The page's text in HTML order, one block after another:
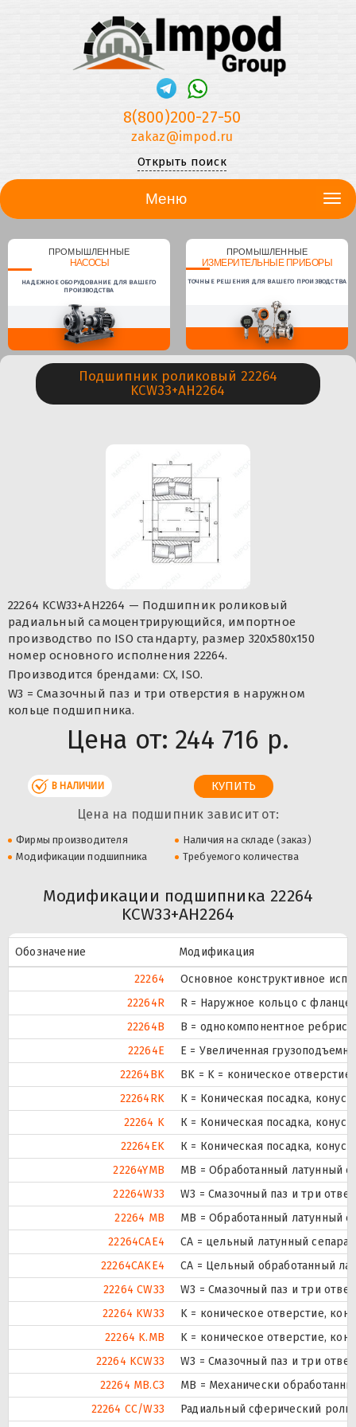
8(800)200-27-50
zakaz@impod.ru
Открыть поиск
Меню
ПРОМЫШЛЕННЫЕ
НАСОСЫ
НАДЕЖНОЕ ОБОРУДОВАНИЕ ДЛЯ ВАШЕГО
ПРОИЗВОДСТВА
ПРОМЫШЛЕННЫЕ
ИЗМЕРИТЕЛЬНЫЕ ПРИБОРЫ
ТОЧНЫЕ РЕШЕНИЯ ДЛЯ ВАШЕГО ПРОИЗВОДСТВА
Подшипник роликовый 22264
KCW33+AH2264
22264 KCW33+AH2264 — Подшипник роликовый
радиальный самоцентрирующийся, импортное
производство по ISO стандарту, размер 320x580x150
номер основного исполнения 22264.
Производится брендами: CX, ISO.
W3 = Смазочный паз и три отверстия в наружном
кольце подшипника.
Цена от: 244 716 р.
В НАЛИЧИИ
Цена на подшипник зависит от:
Фирмы производителя
Наличия на складе (заказ)
Модификации подшипника
Требуемого количества
Модификации подшипника 22264
KCW33+AH2264
Обозначение
Модификация
22264
Основное конструктивное
22264R
R = Наружное кольцо с
22264B
B = однокомпонентное
22264E
Е = Увеличенная
22264BK
BK = K = коническое
22264RK
К = Коническая посадка,
22264 K
К = Коническая посадка,
22264EK
К = Коническая посадка,
22264YMB
MB = Обработанный латунный
22264W33
W3 = Смазочный паз и три
22264 MB
MB = Обработанный латунный
22264CAE4
CA = цельный латунный
22264CAKE4
CA = Цельный обработанный
22264 CW33
W3 = Смазочный паз и три
22264 KW33
K = коническое отверстие,
22264 K.MB
K = коническое отверстие,
22264 KCW33
W3 = Смазочный паз и три
22264 MB.C3
MB = Механически
22264 CC/W33
Радиальный сферический